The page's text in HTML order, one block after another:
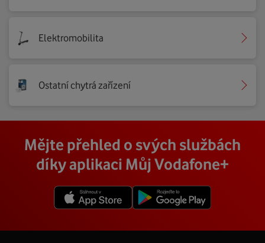
Elektromobilita
Ostatní chytrá zařízení
Mějte přehled o svých službách
díky aplikaci Můj Vodafone+